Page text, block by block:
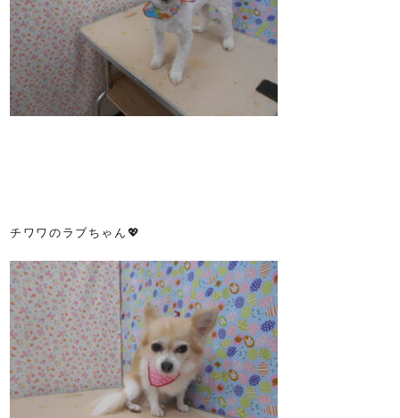
チワワのラブちゃん💖